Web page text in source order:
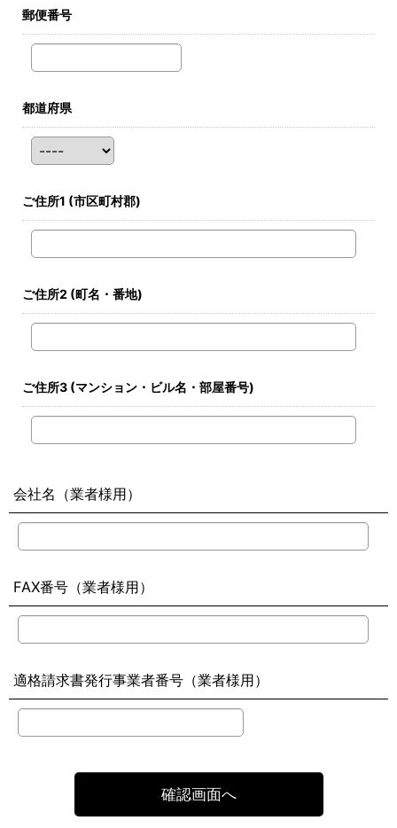
郵便番号
都道府県
ご住所1 (市区町村郡)
ご住所2 (町名・番地)
ご住所3 (マンション・ビル名・部屋番号)
会社名（業者様用）
FAX番号（業者様用）
適格請求書発行事業者番号（業者様用）
確認画面へ